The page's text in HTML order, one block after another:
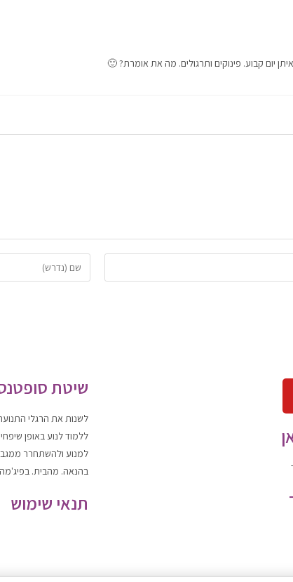
יום קבוע. פינוקים ותרגולים. מה את אומרת? 🙂
שיטת
לשנותאת הרגלי
ללמודלנועבאופן
למנוע ולהשתחרר
בהנאה. מהבית.
תנאי שימוש